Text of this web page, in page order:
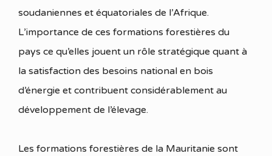
soudaniennes et équatoriales de l’Afrique.
L’importance de ces formations forestières du
pays ce qu’elles jouent un rôle stratégique quant à
la satisfaction des besoins national en bois
d’énergie et contribuent considérablement au
développement de l’élevage.
Les formations forestières de la Mauritanie sont